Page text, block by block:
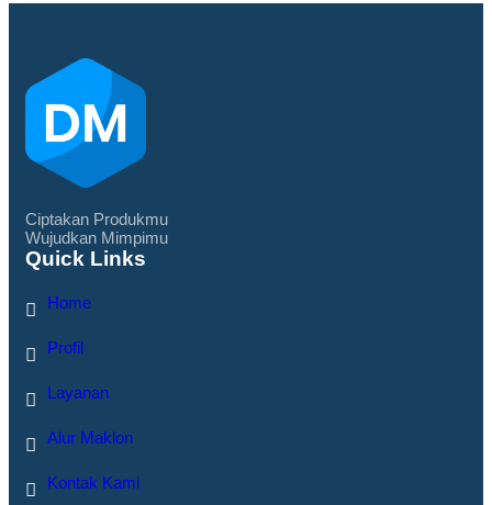
Ciptakan Produkmu
Wujudkan Mimpimu
Quick Links
Home
Profil
Layanan
Alur Maklon
Kontak Kami